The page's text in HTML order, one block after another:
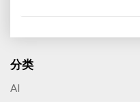
本
运
分类
AI